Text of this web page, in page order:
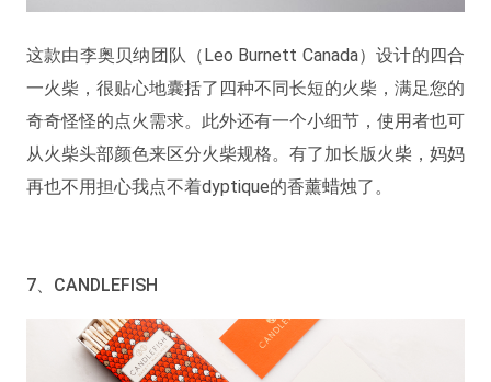
这款由李奥贝纳团队（Leo Burnett Canada）设计的四合
一火柴，很贴心地囊括了四种不同长短的火柴，满足您的
奇奇怪怪的点火需求。此外还有一个小细节，使用者也可
从火柴头部颜色来区分火柴规格。有了加长版火柴，妈妈
再也不用担心我点不着dyptique的香薰蜡烛了。
7、CANDLEFISH